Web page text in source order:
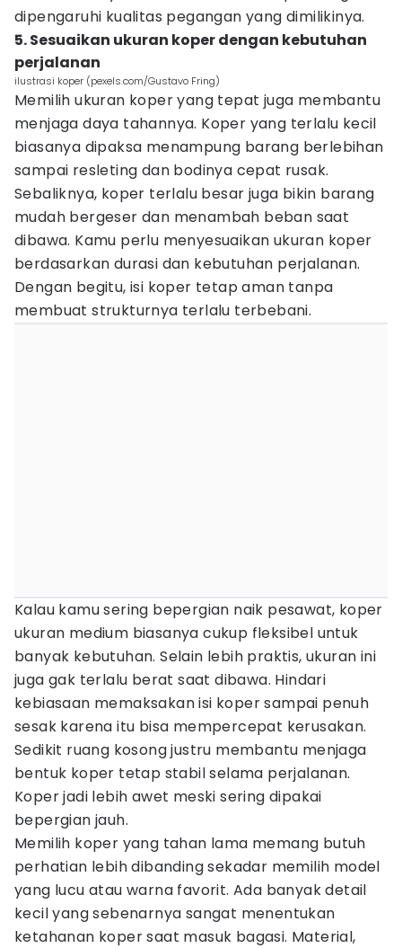
dipengaruhi kualitas pegangan yang dimilikinya.
5. Sesuaikan ukuran koper dengan kebutuhan
perjalanan
ilustrasi koper (pexels.com/Gustavo Fring)
Memilih ukuran koper yang tepat juga membantu
menjaga daya tahannya. Koper yang terlalu kecil
biasanya dipaksa menampung barang berlebihan
sampai resleting dan bodinya cepat rusak.
Sebaliknya, koper terlalu besar juga bikin barang
mudah bergeser dan menambah beban saat
dibawa. Kamu perlu menyesuaikan ukuran koper
berdasarkan durasi dan kebutuhan perjalanan.
Dengan begitu, isi koper tetap aman tanpa
membuat strukturnya terlalu terbebani.
Kalau kamu sering bepergian naik pesawat, koper
ukuran medium biasanya cukup fleksibel untuk
banyak kebutuhan. Selain lebih praktis, ukuran ini
juga gak terlalu berat saat dibawa. Hindari
kebiasaan memaksakan isi koper sampai penuh
sesak karena itu bisa mempercepat kerusakan.
Sedikit ruang kosong justru membantu menjaga
bentuk koper tetap stabil selama perjalanan.
Koper jadi lebih awet meski sering dipakai
bepergian jauh.
Memilih koper yang tahan lama memang butuh
perhatian lebih dibanding sekadar memilih model
yang lucu atau warna favorit. Ada banyak detail
kecil yang sebenarnya sangat menentukan
ketahanan koper saat masuk bagasi. Material,